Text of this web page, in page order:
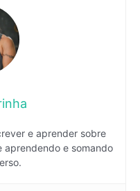
e aprender sobre
aprendendo e somando